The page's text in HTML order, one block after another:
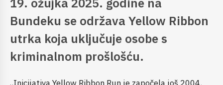
Bundeku se održava Yellow Ribbon
utrka koja uključuje osobe s
kriminalnom prošlošću.